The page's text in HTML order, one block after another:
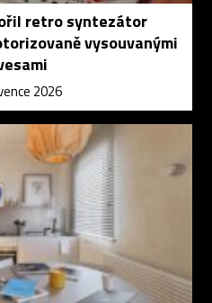
retro syntezátor
vysouvanými
2026